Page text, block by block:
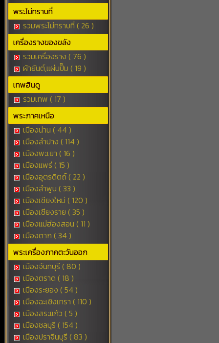
พระไม่ทราบที่
รวมพระไม่ทราบที่ ( 26 )
เครื่องรางของขลัง
รวมเครื่องราง ( 76 )
ผ้ายันต์,แผ่นปั๊ม ( 19 )
เทพฮินดู
รวมเทพ ( 17 )
พระภาคเหนือ
เมืองน่าน ( 44 )
เมืองลำปาง ( 114 )
เมืองพะเยา ( 16 )
เมืองแพร่ ( 15 )
เมืองอุตรดิตถ์ ( 22 )
เมืองลำพูน ( 33 )
เมืองเชียงใหม่ ( 120 )
เมืองเชียงราย ( 35 )
เมืองแม่ฮ่องสอน ( 11 )
เมืองตาก ( 34 )
พระเครื่องภาคตะวันออก
เมืองจันทบุรี ( 80 )
เมืองตราด ( 18 )
เมืองระยอง ( 54 )
เมืองฉะเชิงเทรา ( 110 )
เมืองสระแก้ว ( 5 )
เมืองชลบุรี ( 154 )
เมืองปราจีนบุรี ( 83 )